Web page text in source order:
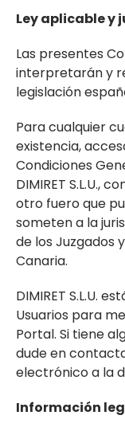
Ley aplicable y
Las presentes
interpretarán y
legislación
Para cualquier
existencia,
Condiciones
DIMIRET S.L.U.,
otro fuero que
someten a la
de los Juzgados
Canaria.
DIMIRET S.L.U.
Usuarios para
Portal. Si tiene
dude en
electrónico a la
Información